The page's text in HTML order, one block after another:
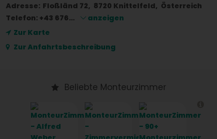
Adresse: Floßländ 72 8720 Knittelfeld
Österreich
Telefon: +43 676...
anzeigen
Zur Karte
Zur Anfahrtsbeschreibung
Beliebte Monteurzimmer